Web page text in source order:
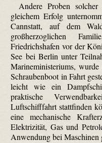
Andere Proben
gleichem Erfolg
Cannstatt, auf dem
großherzoglichen
Friedrichshafen vor der
See bei Berlin unter
Marineministeriums,
Schraubenboot in Fahrt
leicht wie ein
praktische
Luftschifffahrt stattfinden
eine mechanische
Elektrizität, Gas und
Anwendung bei